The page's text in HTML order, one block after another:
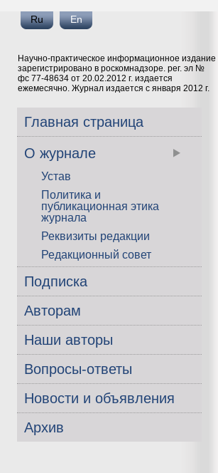
En
Ru
Научно-практическое информационное издание
зарегистрировано в роскомнадзоре. рег. эл №
фс 77-48634 от 20.02.2012 г. издается
ежемесячно. Журнал издается с января 2012 г.
Главная страница
О журнале
Устав
Политика и
публикационная этика
журнала
Реквизиты редакции
Редакционный совет
Подписка
Авторам
Наши авторы
Вопросы-ответы
Новости и объявления
Архив